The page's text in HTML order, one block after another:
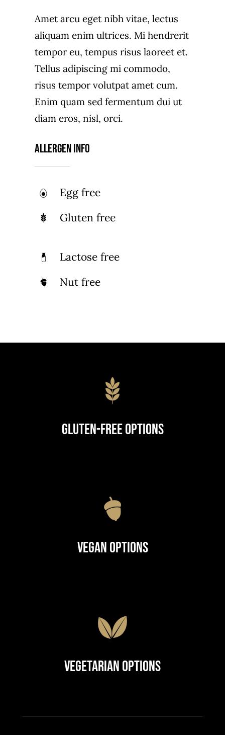
Amet arcu eget nibh vitae, lectus
aliquam enim ultrices. Mi hendrerit
tempor eu, tempus risus laoreet et.
Tellus adipiscing mi commodo,
risus tempor volutpat amet cum.
Enim quam sed fermentum dui ut
diam eros, nisl, orci.
Allergen Info
Egg free
Gluten free
Lactose free
Nut free
Gluten-Free Options
Vegan Options
Vegetarian Options